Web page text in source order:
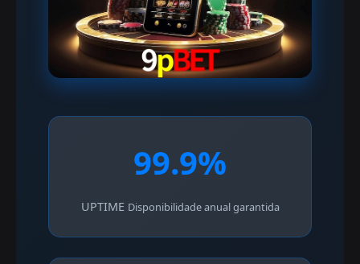
99.9%
UPTIME Disponibilidade anual garantida